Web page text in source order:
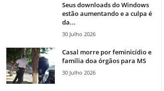
Seus downloads do Windows
estão aumentando e a culpa é
da...
30 Julho 2026
Casal morre por feminicídio e
família doa órgãos para MS
30 Julho 2026